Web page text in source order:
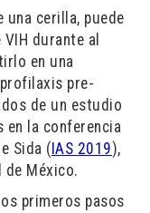
una cerilla, puede
durante al
en una
pre-
de un estudio
en la conferencia
Sida ( IAS 2019),
de México.
primeros pasos